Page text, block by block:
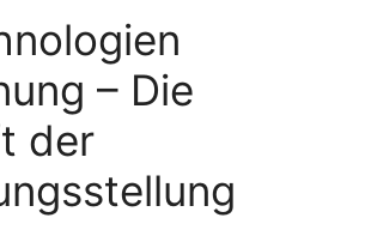
– Die
der